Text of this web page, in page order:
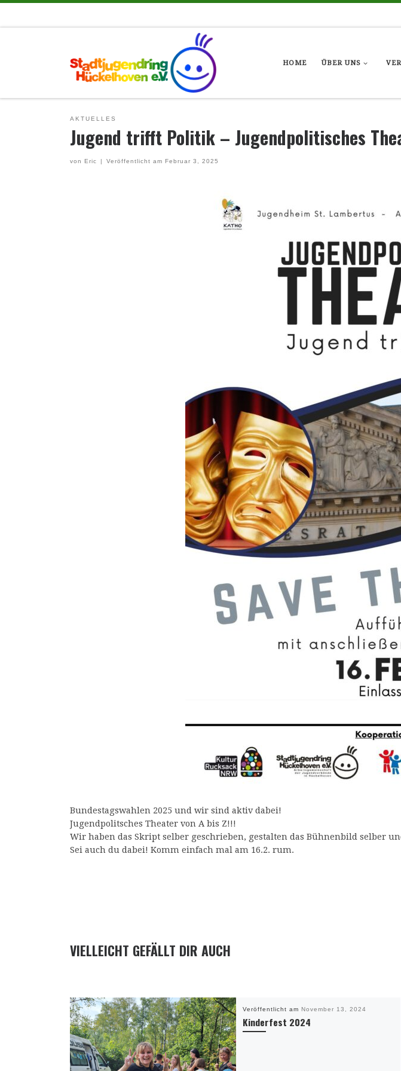
HOME ÜBER UNS
AKTUELLES
Jugend trifft Politik – Jugendpolitisches
von Eric | Veröffentlicht amFebruar 3, 2025
Bundestagswahlen 2025 und wir sind aktiv dabei!
Jugendpolitsches Theater von A bis Z!!!
Wir haben das Skript selber geschrieben, gestalten das Bühnenbild selber
Sei auch du dabei! Komm einfach mal am 16.2. rum.
VIELLEICHT GEFÄLLT DIR AUCH
Veröffentlicht am November 13, 2024
Kinderfest 2024